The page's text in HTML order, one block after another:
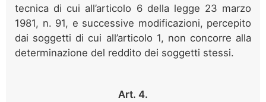
tecnica di cui all’articolo 6 della legge 23 marzo
1981, n. 91, e successive modificazioni, percepito
dai soggetti di cui all’articolo 1, non concorre alla
determinazione del reddito dei soggetti stessi.
Art. 4.